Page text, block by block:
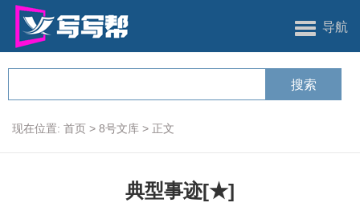
导航
现在位置: 首页 > 8号文库 > 正文
典型事迹[★]